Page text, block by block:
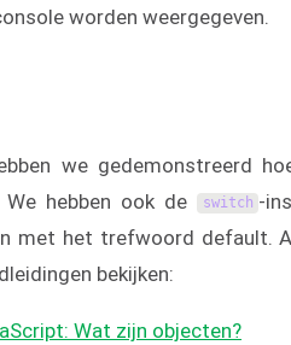
worden weergegeven.
we gedemonstreerd
We hebben ook de
switch -
met het trefwoord default.
bekijken:
Wat zijn objecten?